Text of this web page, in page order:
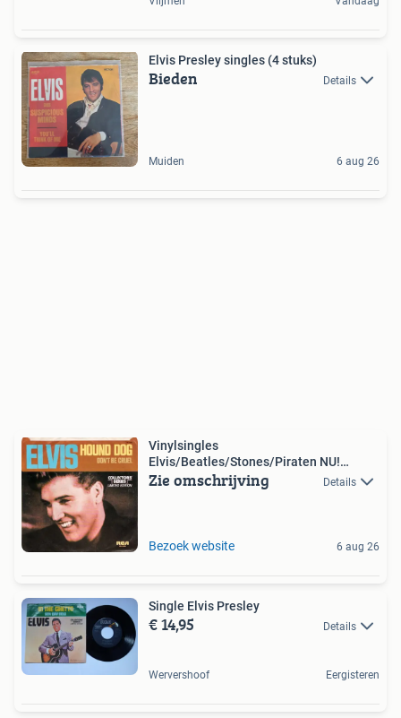
Elvis Presley singles (4 stuks)
Bieden Details
Muiden 6 aug 26
Vinylsingles
Elvis/Beatles/Stones/Piraten NU!
10%KORTING!!
Zie omschrijving Details
Bezoek website 6 aug 26
Single Elvis Presley
€ 14,95 Details
Wervershoof Eergisteren